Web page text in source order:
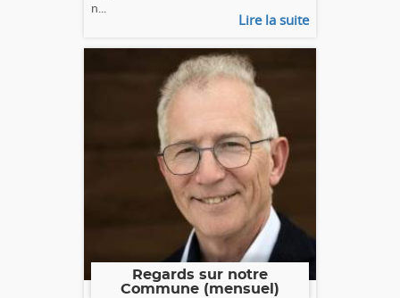
n...
Lire la suite
Regards sur notre
Commune (mensuel)